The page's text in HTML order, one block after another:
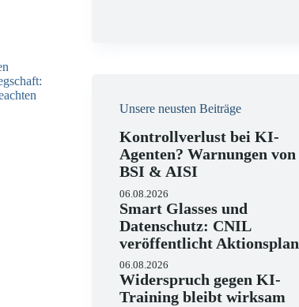
Unsere neusten Beiträge
Kontrollverlust bei KI-
Agenten? Warnungen von
BSI & AISI
06.08.2026
Smart Glasses und
Datenschutz: CNIL
veröffentlicht Aktionsplan
06.08.2026
Widerspruch gegen KI-
Training bleibt wirksam